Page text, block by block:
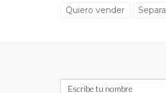
exhaustiva,
Alejandro, un
mercado y
Quiero vender